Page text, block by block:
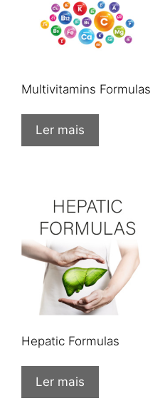
Multivitamins Formulas
Ler mais
Hepatic Formulas
Ler mais